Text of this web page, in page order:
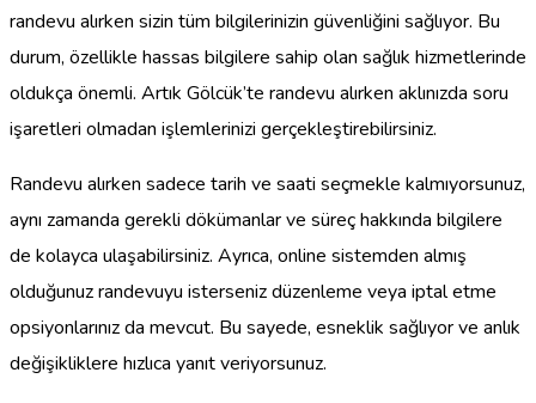
randevu alırken sizin tüm bilgilerinizin güvenliğini sağlıyor. Bu
durum, özellikle hassas bilgilere sahip olan sağlık hizmetlerinde
oldukça önemli. Artık Gölcük’te randevu alırken aklınızda soru
işaretleri olmadan işlemlerinizi gerçekleştirebilirsiniz.
Randevu alırken sadece tarih ve saati seçmekle kalmıyorsunuz,
aynı zamanda gerekli dökümanlar ve süreç hakkında bilgilere
de kolayca ulaşabilirsiniz. Ayrıca, online sistemden almış
olduğunuz randevuyu isterseniz düzenleme veya iptal etme
opsiyonlarınız da mevcut. Bu sayede, esneklik sağlıyor ve anlık
değişikliklere hızlıca yanıt veriyorsunuz.